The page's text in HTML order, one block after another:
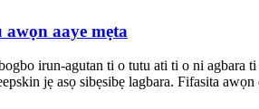
aaye mẹta
irun-agutan ti o tutu ati ti o ni agbara
jẹ asọ sibẹsibẹ lagbara. Fifasita